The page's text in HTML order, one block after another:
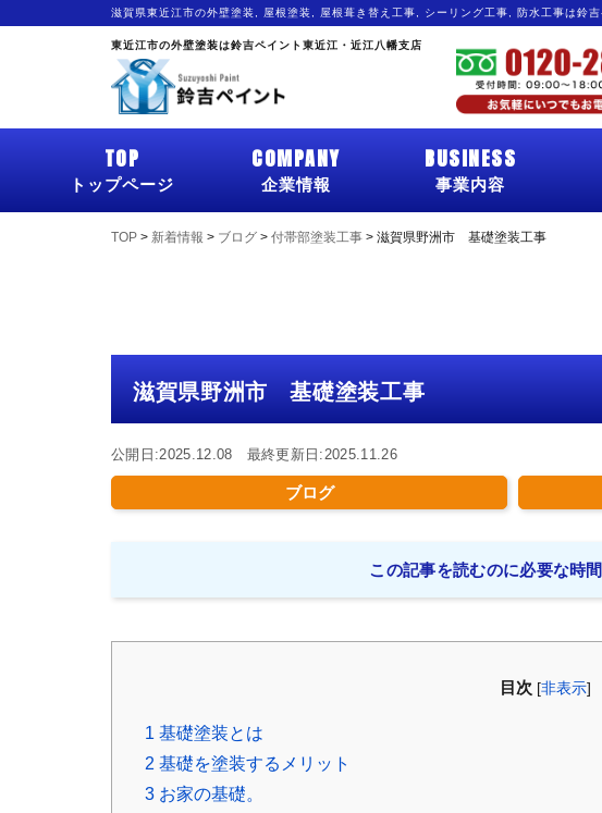
滋賀県東近江市の外壁塗装, 屋根塗装, 屋根葺き替え工事, シーリング工事, 防水工事は鈴
東近江市の外壁塗装は鈴吉ペイント東近江・近江八幡支店
TOP
トップページ
COMPANY
企業情報
BUSINESS
事業内容
TOP > 新着情報 > ブログ > 付帯部塗装工事 > 滋賀県野洲市 基礎塗装工事
滋賀県野洲市 基礎塗装工事
公開日:2025.12.08 最終更新日:2025.11.26
ブログ
この記事を読むのに必要な時
目次 [非表示]
1 基礎塗装とは
2 基礎を塗装するメリット
3 お家の基礎。